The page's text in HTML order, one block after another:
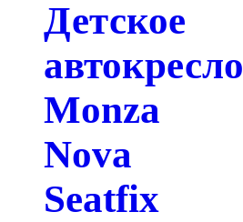
Детское
автокресло
Monza
Nova
Seatfix